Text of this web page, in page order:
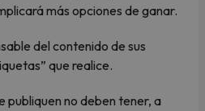
más opciones de ganar.
del contenido de sus
que realice.
publiquen no deben tener, a